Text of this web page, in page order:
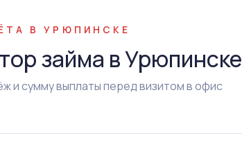
В УРЮПИНСКЕ
займа в Урюпинске
и сумму выплаты перед визитом в офис